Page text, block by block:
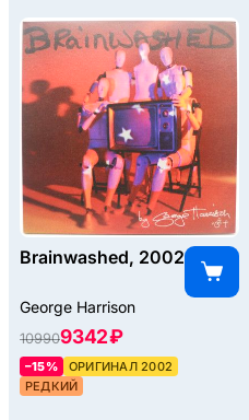
Brainwashed, 2002
George Harrison
109909342 ₽
–15%
ОРИГИНАЛ 2002
РЕДКИЙ